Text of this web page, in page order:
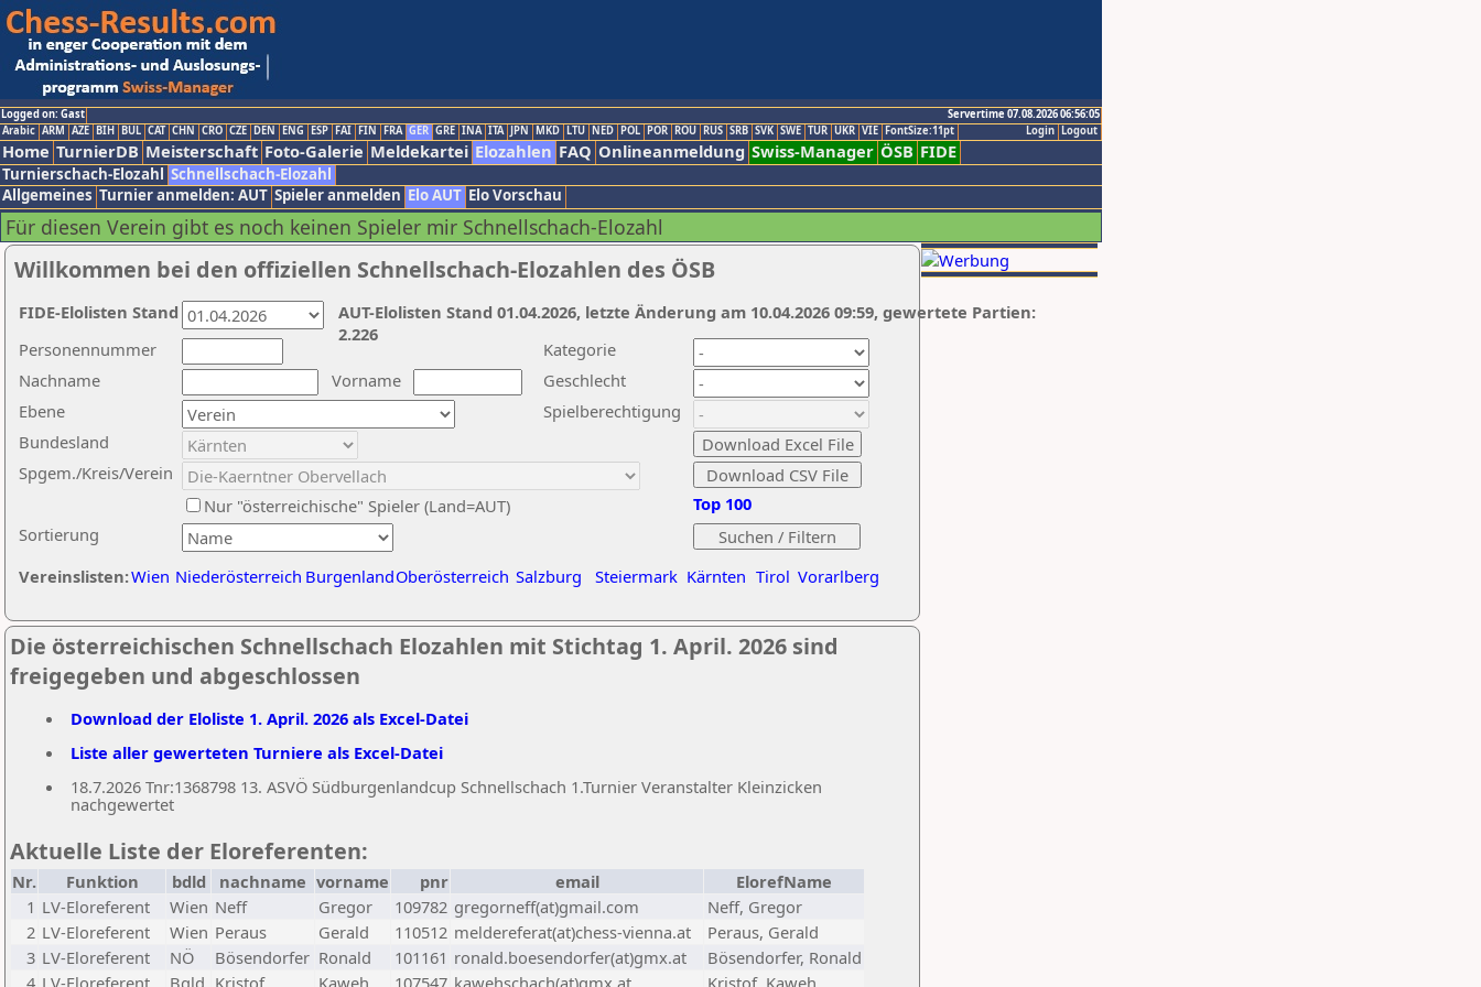
Logged on: Gast
Servertime 07.08.2026 06:56:05
Logout
Login
Arabic ARM AZE BIH BUL CAT CHN CRO CZE DEN ENG ESP FAI FIN FRA GER GRE INA ITA JPN MKD LTU NED POL POR ROU RUS SRB SVK SWE TUR UKR VIE FontSize:11pt
Home TurnierDB Meisterschaft Foto-Galerie Meldekartei Elozahlen FAQ Onlineanmeldung Swiss-Manager ÖSB FIDE
Turnierschach-Elozahl Schnellschach-Elozahl
Allgemeines Turnier anmelden: AUT Spieler anmelden Elo AUT Elo Vorschau
Für diesen Verein gibt es noch keinen Spieler mir Schnellschach-Elozahl
Willkommen bei den offiziellen Schnellschach-Elozahlen des ÖSB
Nachname
Vorname
Ebene
Kategorie
Sortierung
Personennummer
Bundesland
Spgem./Kreis/Verein
Geschlecht
Nur "österreichische" Spieler (Land=AUT)
Spielberechtigung
Vereinslisten:Wien Niederösterreich BurgenlandOberösterreich Salzburg Steiermark Kärnten Tirol Vorarlberg
Top 100
AUT-Elolisten Stand 01.04.2026, letzte Änderung am 10.04.2026 09:59, gewertete Partien:
2.226
FIDE-Elolisten Stand
Die österreichischen Schnellschach Elozahlen mit Stichtag 1. April. 2026 sind
freigegeben und abgeschlossen
Download der Eloliste 1. April. 2026 als Excel-Datei
Liste aller gewerteten Turniere als Excel-Datei
18.7.2026 Tnr:1368798 13. ASVÖ Südburgenlandcup Schnellschach 1.Turnier Veranstalter Kleinzicken
nachgewertet
Aktuelle Liste der Eloreferenten:
Nr. Funktion bdld nachname vorname pnr email
ElorefName
1 LV-Eloreferent Wien Neff Gregor 109782 gregorneff(at)gmail.com
Neff, Gregor
2 LV-Eloreferent Wien Peraus Gerald 110512 meldereferat(at)chess-vienna.at
Peraus, Gerald
3 LV-Eloreferent NÖ Bösendorfer Ronald 101161 ronald.boesendorfer(at)gmx.at
Bösendorfer, Ronald